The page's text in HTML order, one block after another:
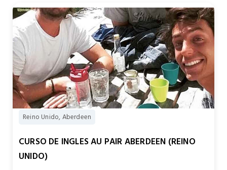
Reino Unido, Aberdeen
CURSO DE INGLES AU PAIR ABERDEEN (REINO
UNIDO)